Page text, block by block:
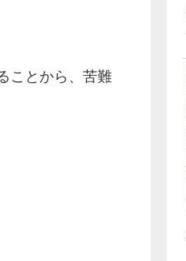
ことから、苦難